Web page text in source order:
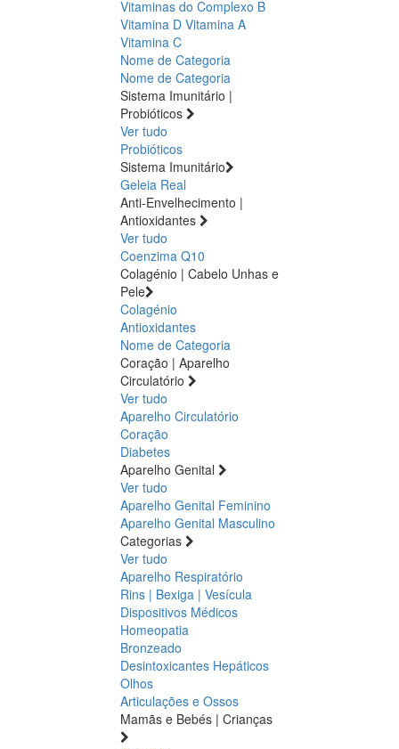
Vitaminas do Complexo B
Vitamina D Vitamina A
Vitamina C
Nome de Categoria
Nome de Categoria
Sistema Imunitário |
Probióticos
Ver tudo
Probióticos
Sistema Imunitário
Geleia Real
Anti-Envelhecimento |
Antioxidantes
Ver tudo
Coenzima Q10
Colagénio | Cabelo Unhas e
Pele
Colagénio
Antioxidantes
Nome de Categoria
Coração | Aparelho
Circulatório
Ver tudo
Aparelho Circulatório
Coração
Diabetes
Aparelho Genital
Ver tudo
Aparelho Genital Feminino
Aparelho Genital Masculino
Categorias
Ver tudo
Aparelho Respiratório
Rins | Bexiga | Vesícula
Dispositivos Médicos
Homeopatia
Bronzeado
Desintoxicantes Hepáticos
Olhos
Articulações e Ossos
Mamãs e Bebés | Crianças